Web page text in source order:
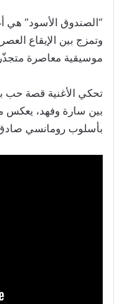
“الصندوق الأسود” هي
وتمزج بين الإيقاع
موسيقية معاصرة
تحكي الأغنية قصة حب
بين سارة وفهد، يعكس
بأسلوب رومانسي